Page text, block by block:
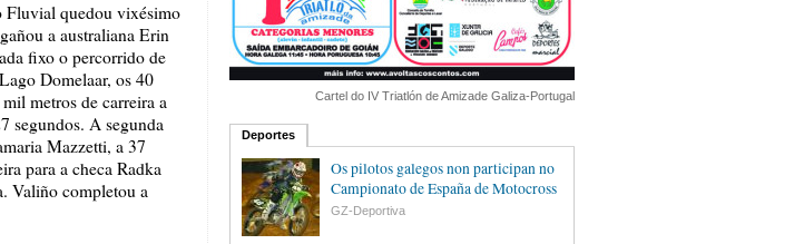
Fluvial quedou vixésimo
a australiana Erin
fixo o percorrido de
Domelaar, os 40
metros de carreira a
segundos. A segunda
Mazzetti, a 37
para a checa Radka
Valiño completou a
Cartel do IV Triatlón de Amizade Galiza-Portugal
Deportes
Os pilotos galegos non participan no
Campionato de España de Motocross
GZ-Deportiva